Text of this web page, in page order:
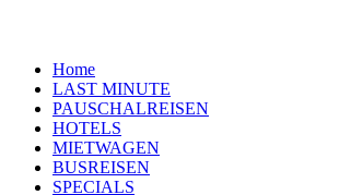
Home
LAST MINUTE
PAUSCHALREISEN
HOTELS
MIETWAGEN
BUSREISEN
SPECIALS